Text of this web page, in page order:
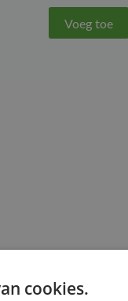
Voeg toe
cookies.